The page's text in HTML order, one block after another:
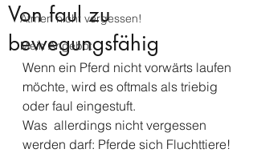
Atmen nicht vergessen!
Mein Angebot
Von faul zu
bewegungsfähig
Wenn ein Pferd nicht vorwärts laufen
möchte, wird es oftmals als triebig
oder faul eingestuft.
Was  allerdings nicht vergessen
werden darf: Pferde sich Fluchttiere!